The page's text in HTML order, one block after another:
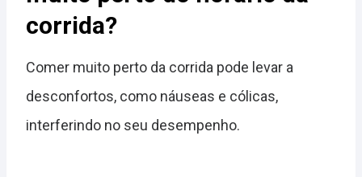
corrida?
Comer muito perto da corrida pode levar a
desconfortos, como náuseas e cólicas,
interferindo no seu desempenho.